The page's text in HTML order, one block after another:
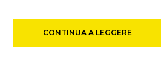
CONTINUA A LEGGERE